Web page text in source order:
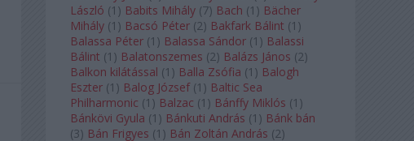
László (1 ) Babits Mihály (7) Bach (1 ) Bächer
Mihály (1 ) Bacsó Péter (2) Bakfark Bálint (1 )
Balassa Péter (1 ) Balassa Sándor (1 ) Balassi
Bálint (1 ) Balatonszemes (2) Balázs János (2)
Balkon kilátással (1 ) Balla Zsófia (1 ) Balogh
Eszter (1 ) Balog József (1 ) Baltic Sea
Philharmonic (1 ) Balzac (1 ) Bánffy Miklós (1 )
Bánkövi Gyula (1 ) Bánkuti András (1 ) Bánk bán
(3) Bán Frigyes (1 ) Bán Zoltán András (2)